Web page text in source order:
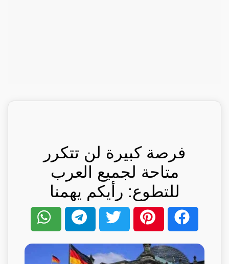
فرصة كبيرة لن تتكرر
متاحة لجميع العرب
للتطوع: رأيكم يهمنا